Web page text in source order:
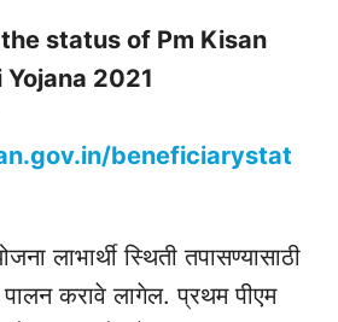
status of Pm Kisan
Yojana 2021
beneficiarystat
लाभार्थी स्थिती तपासण्यासाठी
पालन करावे लागेल. प्रथम पीएम